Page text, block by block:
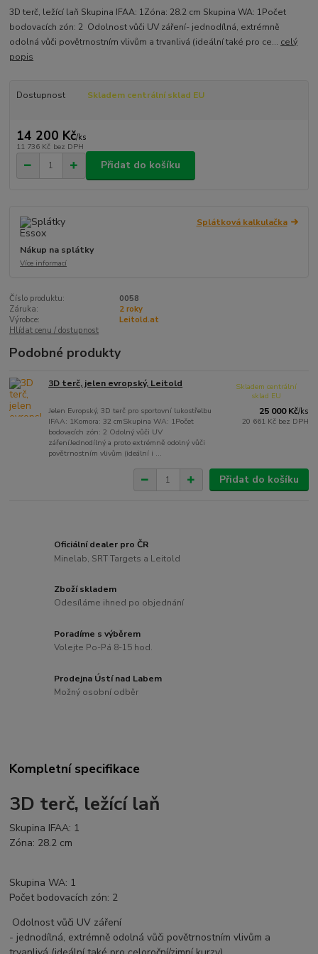
3D terč, ležící laň Skupina IFAA: 1Zóna: 28.2 cm Skupina WA: 1Počet
bodovacích zón: 2 Odolnost vůči UV záření- jednodílná, extrémně
odolná vůči povětrnostním vlivům a trvanlivá (ideální také pro ce... celý
popis
Dostupnost Skladem centrální sklad EU
14 200 Kč/ks
11 736 Kč bez DPH
Přidat do košíku
Splátková kalkulačka
Nákup na splátky
Více informací
Číslo produktu:
0058
Záruka:
2 roky
Výrobce:
Leitold.at
Hlídat cenu / dostupnost
Podobné produkty
3D terč, jelen evropský, Leitold
Jelen Evropský, 3D terč pro sportovní lukostřelbu
IFAA: 1Komora: 32 cmSkupina WA: 1Počet
bodovacích zón: 2 Odolný vůči UV
zářeníJednodílný a proto extrémně odolný vůči
povětrnostním vlivům (ideální i ...
25 000 Kč/ks
20 661 Kč bez DPH
Skladem centrální
sklad EU
Přidat do košíku
Oficiální dealer pro ČR
Minelab, SRT Targets a Leitold
Zboží skladem
Odesíláme ihned po objednání
Poradíme s výběrem
Volejte Po-Pá 8-15 hod.
Prodejna Ústí nad Labem
Možný osobní odběr
Kompletní specifikace
3D terč, ležící laň
Skupina IFAA: 1
Zóna: 28.2 cm
Skupina WA: 1
Počet bodovacích zón: 2
Odolnost vůči UV záření
- jednodílná, extrémně odolná vůči povětrnostním vlivům a